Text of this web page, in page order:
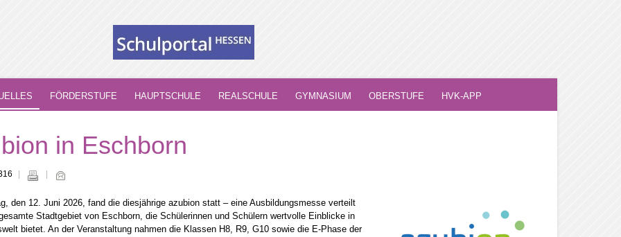
FÖRDERSTUFE HAUPTSCHULE REALSCHULE GYMNASIUM OBERSTUFE HVK-APP
in Eschborn
den 12. Juni 2026, fand die diesjährige azubion statt – eine Ausbildungsmesse verteilt
Stadtgebiet von Eschborn, die Schülerinnen und Schülern wertvolle Einblicke in
bietet. An der Veranstaltung nahmen die Klassen H8, R9, G10 sowie die E-Phase der